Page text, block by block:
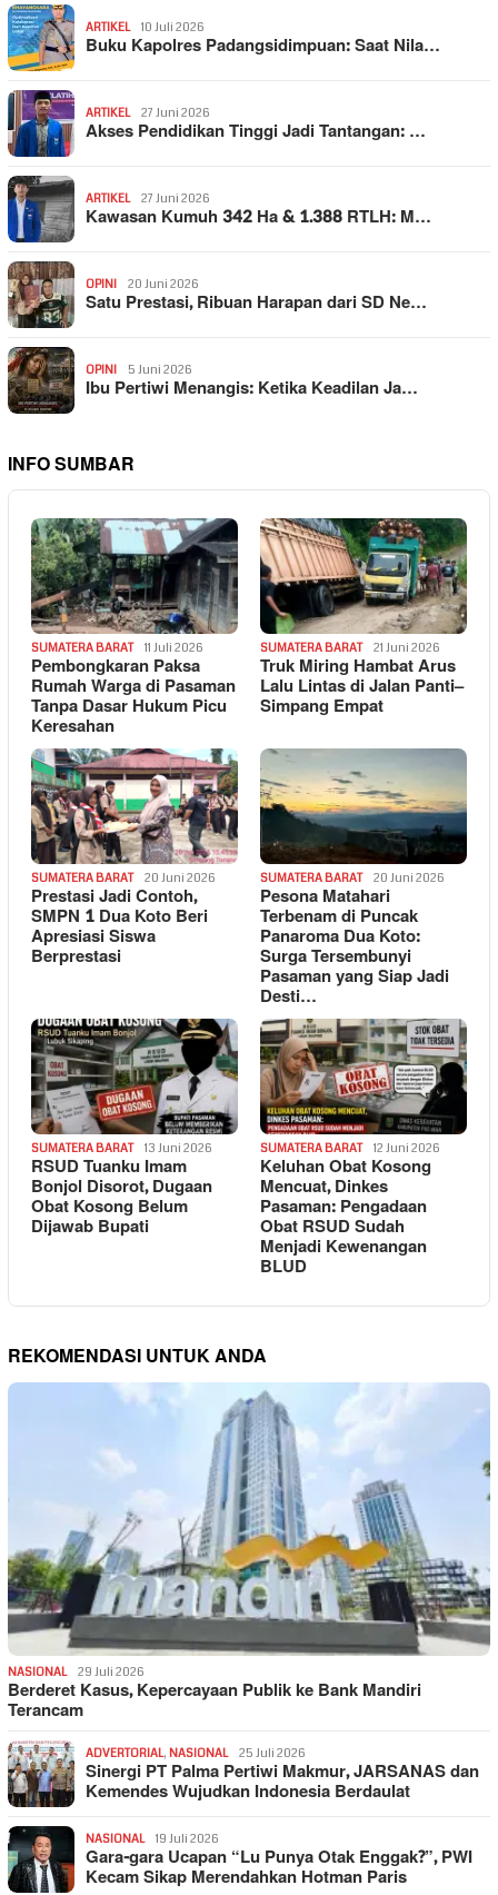
ARTIKEL 10 Juli 2026
Buku Kapolres Padangsidimpuan: Saat Nila…
ARTIKEL 27 Juni 2026
Akses Pendidikan Tinggi Jadi Tantangan: …
ARTIKEL 27 Juni 2026
Kawasan Kumuh 342 Ha & 1.388 RTLH: M…
OPINI 20 Juni 2026
Satu Prestasi, Ribuan Harapan dari SD Ne…
OPINI 5 Juni 2026
Ibu Pertiwi Menangis: Ketika Keadilan Ja…
INFO SUMBAR
SUMATERA BARAT 11 Juli 2026
Pembongkaran Paksa
Rumah Warga di Pasaman
Tanpa Dasar Hukum Picu
Keresahan
SUMATERA BARAT 21 Juni 2026
Truk Miring Hambat Arus
Lalu Lintas di Jalan Panti–
Simpang Empat
SUMATERA BARAT 20 Juni 2026
Prestasi Jadi Contoh,
SMPN 1 Dua Koto Beri
Apresiasi Siswa
Berprestasi
SUMATERA BARAT 20 Juni 2026
Pesona Matahari
Terbenam di Puncak
Panaroma Dua Koto:
Surga Tersembunyi
Pasaman yang Siap Jadi
Desti…
SUMATERA BARAT 13 Juni 2026
RSUD Tuanku Imam
Bonjol Disorot, Dugaan
Obat Kosong Belum
Dijawab Bupati
SUMATERA BARAT 12 Juni 2026
Keluhan Obat Kosong
Mencuat, Dinkes
Pasaman: Pengadaan
Obat RSUD Sudah
Menjadi Kewenangan
BLUD
REKOMENDASI UNTUK ANDA
NASIONAL 29 Juli 2026
Berderet Kasus, Kepercayaan Publik ke Bank Mandiri
Terancam
ADVERTORIAL, NASIONAL 25 Juli 2026
Sinergi PT Palma Pertiwi Makmur, JARSANAS dan
Kemendes Wujudkan Indonesia Berdaulat
NASIONAL 19 Juli 2026
Gara-gara Ucapan “Lu Punya Otak Enggak?”, PWI
Kecam Sikap Merendahkan Hotman Paris